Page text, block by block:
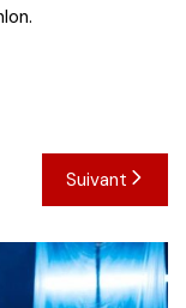
Suivant